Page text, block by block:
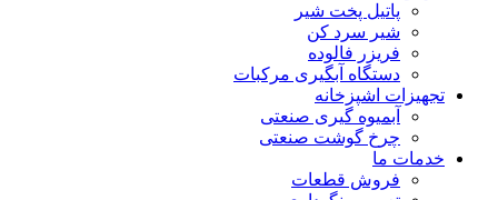
پاتیل پخت شیر
شیر سرد کن
فریزر فالوده
دستگاه آبگیری مرکبات
تجهیزات اشپزخانه
آبمیوه گیری صنعتی
چرخ گوشت صنعتی
خدمات ما
فروش قطعات